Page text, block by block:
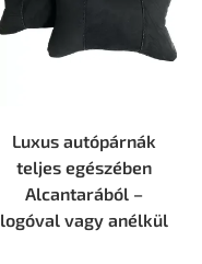
Luxus autópárnák
teljes egészében
Alcantarából –
logóval vagy anélkül